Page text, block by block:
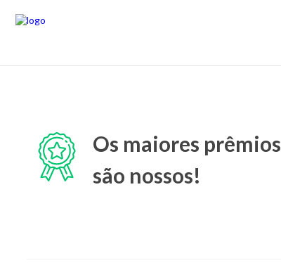
Os maiores prêmios
são nossos!